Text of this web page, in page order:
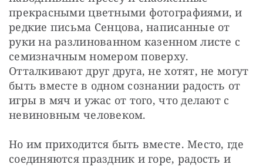
прекрасными цветными фотографиями, и
редкие письма Сенцова, написанные от
руки на разлинованном казенном листе с
семизначным номером поверху.
Отталкивают друг друга, не хотят, не могут
быть вместе в одном сознании радость от
игры в мяч и ужас от того, что делают с
невиновным человеком.
Но им приходится быть вместе. Место, где
соединяются праздник и горе, радость и